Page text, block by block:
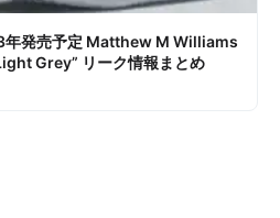
年発売予定 Matthew M Williams
Grey” リーク情報まとめ